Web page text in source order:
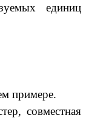
единиц
примере.
совместная